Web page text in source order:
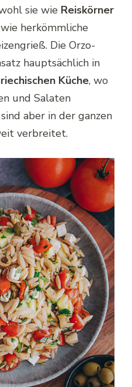
sie wie Reiskörner
herkömmliche
Die Orzo-
hauptsächlich in
Küche, wo
und Salaten
aber in der ganzen
verbreitet.